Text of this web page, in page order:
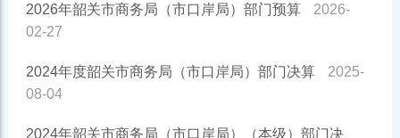
2026年韶关市商务局（市口岸局）部门预算
2026-
02-27
2024年度韶关市商务局（市口岸局）部门决算
2025-
08-04
2024年韶关市商务局（市口岸局）（本级）部门决